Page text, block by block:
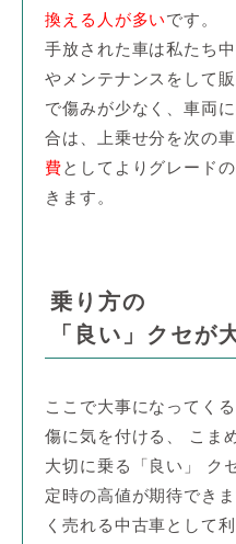
換える人が多いです。
手放された車は私たち
やメンテナンスをして
で傷みが少なく、車両
合は、上乗せ分を次の
費としてよりグレード
きます。
乗り方の
「良い」クセが
ここで大事になってく
傷に気を付ける、 こま
大切に乗る「良い」 ク
定時の高値が期待でき
く売れる中古車として